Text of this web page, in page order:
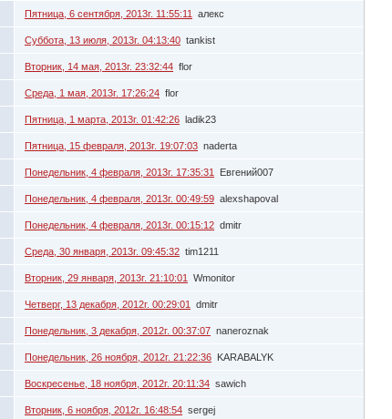
Пятница, 6 сентября, 2013г. 11:55:11 алекс
Суббота, 13 июля, 2013г. 04:13:40 tankist
Вторник, 14 мая, 2013г. 23:32:44 flor
Среда, 1 мая, 2013г. 17:26:24 flor
Пятница, 1 марта, 2013г. 01:42:26 ladik23
Пятница, 15 февраля, 2013г. 19:07:03 naderta
Понедельник, 4 февраля, 2013г. 17:35:31 Евгений007
Понедельник, 4 февраля, 2013г. 00:49:59 alexshapoval
Понедельник, 4 февраля, 2013г. 00:15:12 dmitr
Среда, 30 января, 2013г. 09:45:32 tim1211
Вторник, 29 января, 2013г. 21:10:01 Wmonitor
Четверг, 13 декабря, 2012г. 00:29:01 dmitr
Понедельник, 3 декабря, 2012г. 00:37:07 naneroznak
Понедельник, 26 ноября, 2012г. 21:22:36 KARABALYK
Воскресенье, 18 ноября, 2012г. 20:11:34 sawich
Вторник, 6 ноября, 2012г. 16:48:54 sergej